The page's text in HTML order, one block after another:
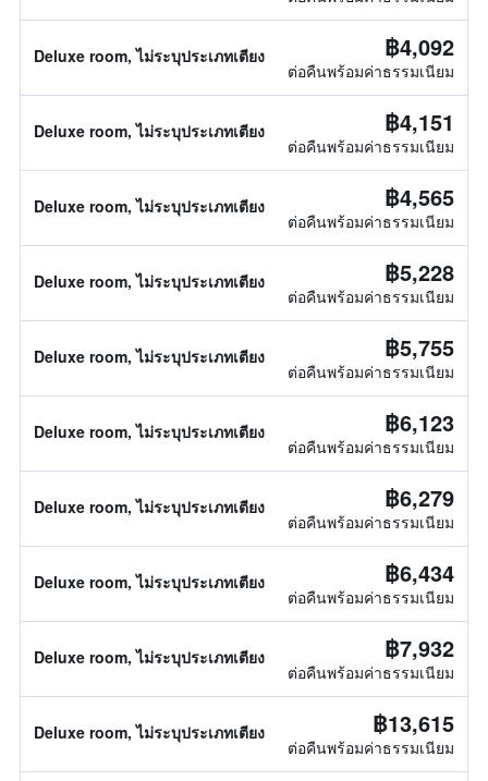
Deluxe room, ไม่ระบุประเภทเตียง ฿4,092
ต่อคืนพร้อมค่าธรรมเนียม
Deluxe room, ไม่ระบุประเภทเตียง ฿4,151
ต่อคืนพร้อมค่าธรรมเนียม
Deluxe room, ไม่ระบุประเภทเตียง ฿4,565
ต่อคืนพร้อมค่าธรรมเนียม
Deluxe room, ไม่ระบุประเภทเตียง ฿5,228
ต่อคืนพร้อมค่าธรรมเนียม
Deluxe room, ไม่ระบุประเภทเตียง ฿5,755
ต่อคืนพร้อมค่าธรรมเนียม
Deluxe room, ไม่ระบุประเภทเตียง ฿6,123
ต่อคืนพร้อมค่าธรรมเนียม
Deluxe room, ไม่ระบุประเภทเตียง ฿6,279
ต่อคืนพร้อมค่าธรรมเนียม
Deluxe room, ไม่ระบุประเภทเตียง ฿6,434
ต่อคืนพร้อมค่าธรรมเนียม
Deluxe room, ไม่ระบุประเภทเตียง ฿7,932
ต่อคืนพร้อมค่าธรรมเนียม
Deluxe room, ไม่ระบุประเภทเตียง ฿13,615
ต่อคืนพร้อมค่าธรรมเนียม